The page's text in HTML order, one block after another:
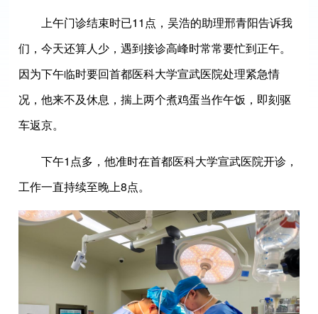
上午门诊结束时已11点，吴浩的助理邢青阳告诉我
们，今天还算人少，遇到接诊高峰时常常要忙到正午。
因为下午临时要回首都医科大学宣武医院处理紧急情
况，他来不及休息，揣上两个煮鸡蛋当作午饭，即刻驱
车返京。
下午1点多，他准时在首都医科大学宣武医院开诊，
工作一直持续至晚上8点。